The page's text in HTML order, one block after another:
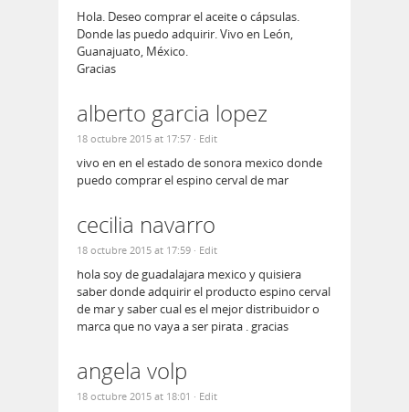
Hola. Deseo comprar el aceite o cápsulas.
Donde las puedo adquirir. Vivo en León,
Guanajuato, México.
Gracias
alberto garcia lopez
18 octubre 2015 at 17:57 · Edit
vivo en en el estado de sonora mexico donde
puedo comprar el espino cerval de mar
cecilia navarro
18 octubre 2015 at 17:59 · Edit
hola soy de guadalajara mexico y quisiera
saber donde adquirir el producto espino cerval
de mar y saber cual es el mejor distribuidor o
marca que no vaya a ser pirata . gracias
angela volp
18 octubre 2015 at 18:01 · Edit